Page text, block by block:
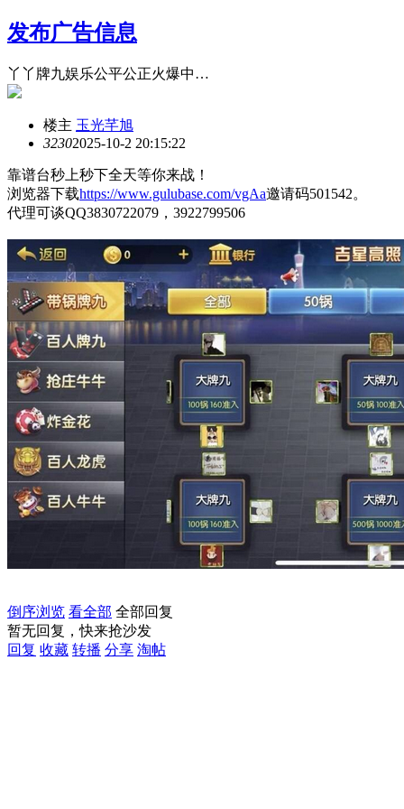
发布广告信息
丫丫牌九娱乐公平公正火爆中…
楼主 玉光芊旭
32302025-10-2 20:15:22
靠谱台秒上秒下全天等你来战！
浏览器下载https://www.gulubase.com/vgAa邀请码501542。
代理可谈QQ3830722079，3922799506
倒序浏览 看全部 全部回复
暂无回复，快来抢沙发
回复 收藏 转播 分享 淘帖